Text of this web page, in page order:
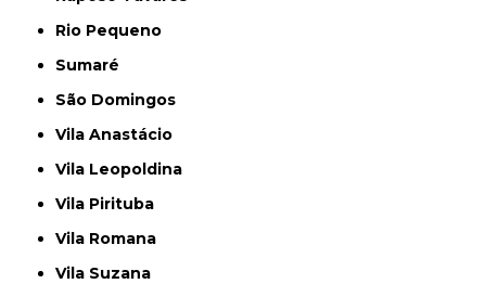
Rio Pequeno
Sumaré
São Domingos
Vila Anastácio
Vila Leopoldina
Vila Pirituba
Vila Romana
Vila Suzana